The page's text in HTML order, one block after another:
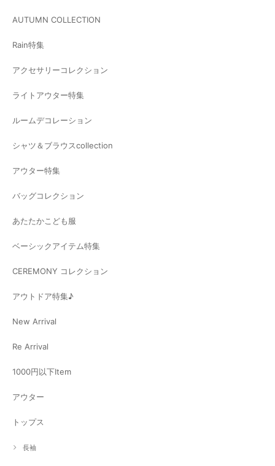
AUTUMN COLLECTION
Rain特集
アクセサリーコレクション
ライトアウター特集
ルームデコレーション
シャツ＆ブラウスcollection
アウター特集
バッグコレクション
あたたかこども服
ベーシックアイテム特集
CEREMONY コレクション
アウトドア特集♪
New Arrival
Re Arrival
1000円以下Item
アウター
トップス
長袖